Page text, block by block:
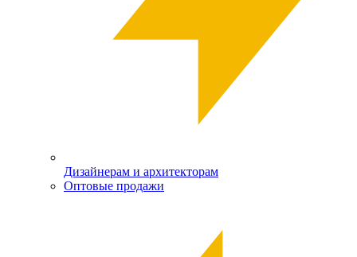
Дизайнерам и архитекторам
Оптовые продажи